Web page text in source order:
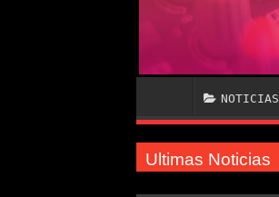
NOTICIAS
Ultimas Noticias